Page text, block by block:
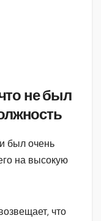
не был
был очень
на высокую
что